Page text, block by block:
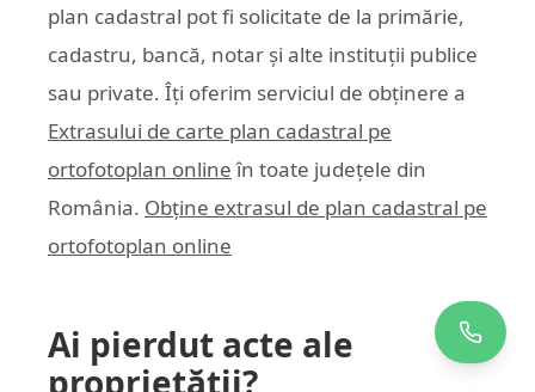
plan cadastral pot fi solicitate de la primărie,
cadastru, bancă, notar și alte instituții publice
sau private. Îți oferim serviciul de obținere a
Extrasului de carte plan cadastral pe
ortofotoplan online în toate județele din
România. Obține extrasul de plan cadastral pe
ortofotoplan online
Ai pierdut acte ale
proprietății?